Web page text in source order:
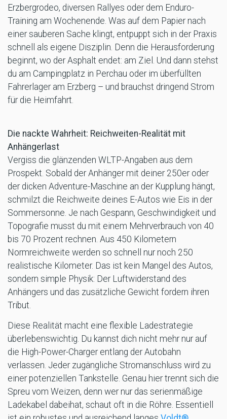
Erzbergrodeo, diversen Rallyes oder dem Enduro-
Training am Wochenende. Was auf dem Papier nach
einer sauberen Sache klingt, entpuppt sich in der Praxis
schnell als eigene Disziplin. Denn die Herausforderung
beginnt, wo der Asphalt endet: am Ziel. Und dann stehst
du am Campingplatz in Perchau oder im überfüllten
Fahrerlager am Erzberg – und brauchst dringend Strom
für die Heimfahrt.
Die nackte Wahrheit: Reichweiten-Realität mit
Anhängerlast
Vergiss die glänzenden WLTP-Angaben aus dem
Prospekt. Sobald der Anhänger mit deiner 250er oder
der dicken Adventure-Maschine an der Kupplung hängt,
schmilzt die Reichweite deines E-Autos wie Eis in der
Sommersonne. Je nach Gespann, Geschwindigkeit und
Topografie musst du mit einem Mehrverbrauch von 40
bis 70 Prozent rechnen. Aus 450 Kilometern
Normreichweite werden so schnell nur noch 250
realistische Kilometer. Das ist kein Mangel des Autos,
sondern simple Physik: Der Luftwiderstand des
Anhängers und das zusätzliche Gewicht fordern ihren
Tribut.
Diese Realität macht eine flexible Ladestrategie
überlebenswichtig. Du kannst dich nicht mehr nur auf
die High-Power-Charger entlang der Autobahn
verlassen. Jeder zugängliche Stromanschluss wird zu
einer potenziellen Tankstelle. Genau hier trennt sich die
Spreu vom Weizen, denn wer nur das serienmäßige
Ladekabel dabeihat, schaut oft in die Röhre. Essentiell